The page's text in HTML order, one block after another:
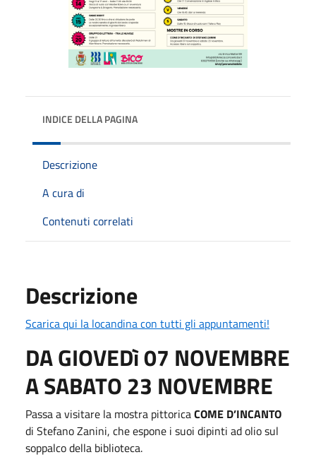
INDICE DELLA PAGINA
Descrizione
A cura di
Contenuti correlati
Descrizione
Scarica qui la locandina con tutti gli appuntamenti!
DA GIOVEDì 07 NOVEMBRE
A SABATO 23 NOVEMBRE
Passa a visitare la mostra pittoricaCOME D’INCANTO
di Stefano Zanini, che espone i suoi dipinti ad olio sul
soppalco della biblioteca.